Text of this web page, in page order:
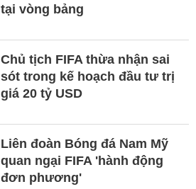
tại vòng bảng
Chủ tịch FIFA thừa nhận sai
sót trong kế hoạch đầu tư trị
giá 20 tỷ USD
Liên đoàn Bóng đá Nam Mỹ
quan ngại FIFA 'hành động
đơn phương'